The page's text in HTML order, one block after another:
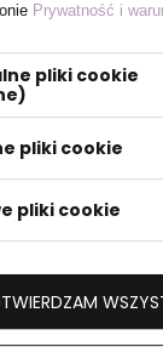
5 kg,7 kg
Prywatność i
pliki cookie
pliki cookie
pliki cookie